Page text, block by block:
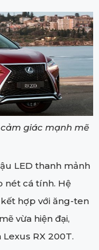
cảm giác mạnh mẽ
LED thanh mảnh
nét cá tính. Hệ
hợp với ăng-ten
vừa hiện đại,
RX 200T.